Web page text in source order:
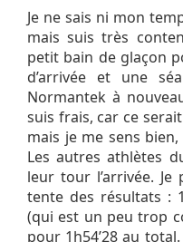
Je ne sais ni mon
mais suis très
petit bain de glaçon
d’arrivée et une
Normantek à
suis frais, car ce
mais je me sens
Les autres athlètes
leur tour l’arrivée.
tente des résultats :
(qui est un peu trop
pour 1h54’28 au